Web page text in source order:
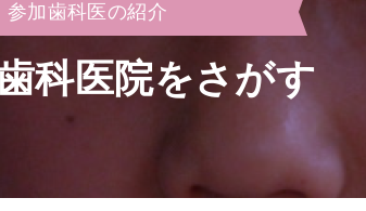
参加歯科医の紹介
科医院をさがす